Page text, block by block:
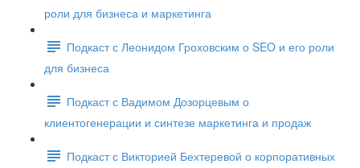
роли для бизнеса и маркетинга
Подкаст с Леонидом Гроховским о SEO и его роли
для бизнеса
Подкаст с Вадимом Дозорцевым о
клиентогенерации и синтезе маркетинга и продаж
Подкаст с Викторией Бехтеревой о корпоративных